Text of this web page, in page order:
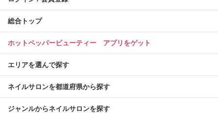
総合トップ
ホットペッパービューティー アプリをゲット
エリアを選んで探す
ネイルサロンを都道府県から探す
ジャンルからネイルサロンを探す